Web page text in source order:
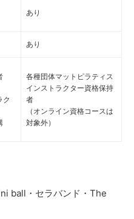
あり
あり
ク
各種団体マットピラティス
インストラクター資格保持
者
（オンライン資格コースは
対象外）
ball・セラバンド・The